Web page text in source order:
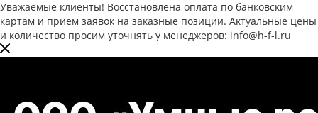
Уважаемые клиенты! Восстановлена оплата по банковским
картам и прием заявок на заказные позиции. Актуальные цены
и количество просим уточнять у менеджеров: info@h-f-l.ru